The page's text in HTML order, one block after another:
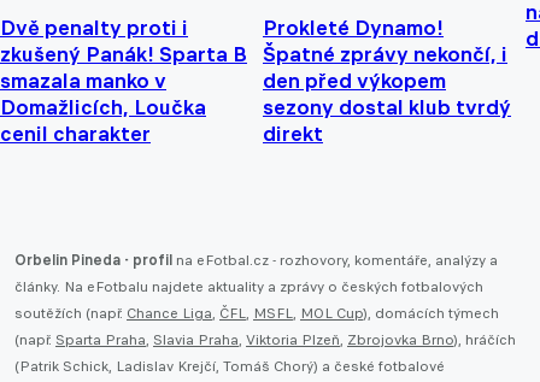
Dvě penalty proti i
zkušený Panák! Sparta B
smazala manko v
Domažlicích, Loučka
cenil charakter
Prokleté Dynamo!
Špatné zprávy nekončí, i
den před výkopem
sezony dostal klub tvrdý
direkt
Orbelin Pineda - profil na eFotbal.cz - rozhovory, komentáře, analýzy a
články. Na eFotbalu najdete aktuality a zprávy o českých fotbalových
soutěžích (např. Chance Liga, ČFL, MSFL, MOL Cup), domácích týmech
(např. Sparta Praha, Slavia Praha, Viktoria Plzeň, Zbrojovka Brno), hráčích
(Patrik Schick, Ladislav Krejčí, Tomáš Chorý) a české fotbalové